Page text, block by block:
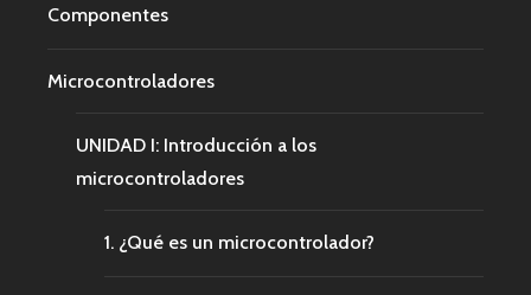
Componentes
Microcontroladores
UNIDAD I: Introducción a los
microcontroladores
1. ¿Qué es un microcontrolador?